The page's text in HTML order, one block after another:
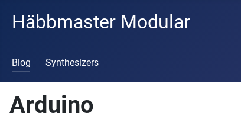
Häbbmaster Modular
Blog Synthesizers
Arduino